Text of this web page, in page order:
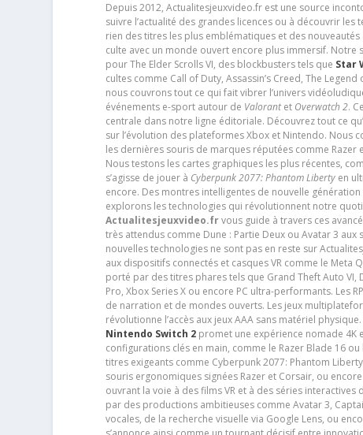
Depuis 2012, Actualitesjeuxvideo.fr est une source
suivre l’actualité des grandes licences ou à découvrir
rien des titres les plus emblématiques et des
culte avec un monde ouvert encore plus immersif.
pour The Elder Scrolls VI, des blockbusters tels que Star
cultes comme Call of Duty, Assassin’s Creed, The
nous couvrons tout ce qui fait vibrer l’univers
événements e-sport autour de Valorantet Overwatch 2.
centrale dans notre ligne éditoriale. Découvrez tout ce
sur l’évolution des plateformes Xbox et Nintendo. Nous
les dernières souris de marques réputées comme
Nous testons les cartes graphiques les plus récentes,
s’agisse de jouer à Cyberpunk 2077: Phantom Libertyen
encore. Des montres intelligentes de nouvelle génération
explorons les technologies qui révolutionnent notre
Actualitesjeuxvideo.frvous guide à travers ces
très attendus comme Dune : Partie Deux ou Avatar 3 aux
nouvelles technologies ne sont pas en reste sur
aux dispositifs connectés et casques VR comme le Meta
porté par des titres phares tels que Grand Theft Auto VI,
Pro, Xbox Series X ou encore PC ultra-performants. Les
de narration et de mondes ouverts. Les jeux
révolutionne l’accès aux jeux AAA sans matériel
Nintendo Switch 2promet une expérience nomade 4K
configurations clés en main, comme le Razer Blade 16
titres exigeants comme Cyberpunk 2077: Phantom
souris ergonomiques signées Razer et Corsair, ou
ouvrant la voie à des films VR et à des séries
par des productions ambitieuses comme Avatar 3,
vocales, de la recherche visuelle via Google Lens, ou